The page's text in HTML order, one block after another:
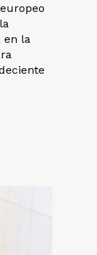
en la